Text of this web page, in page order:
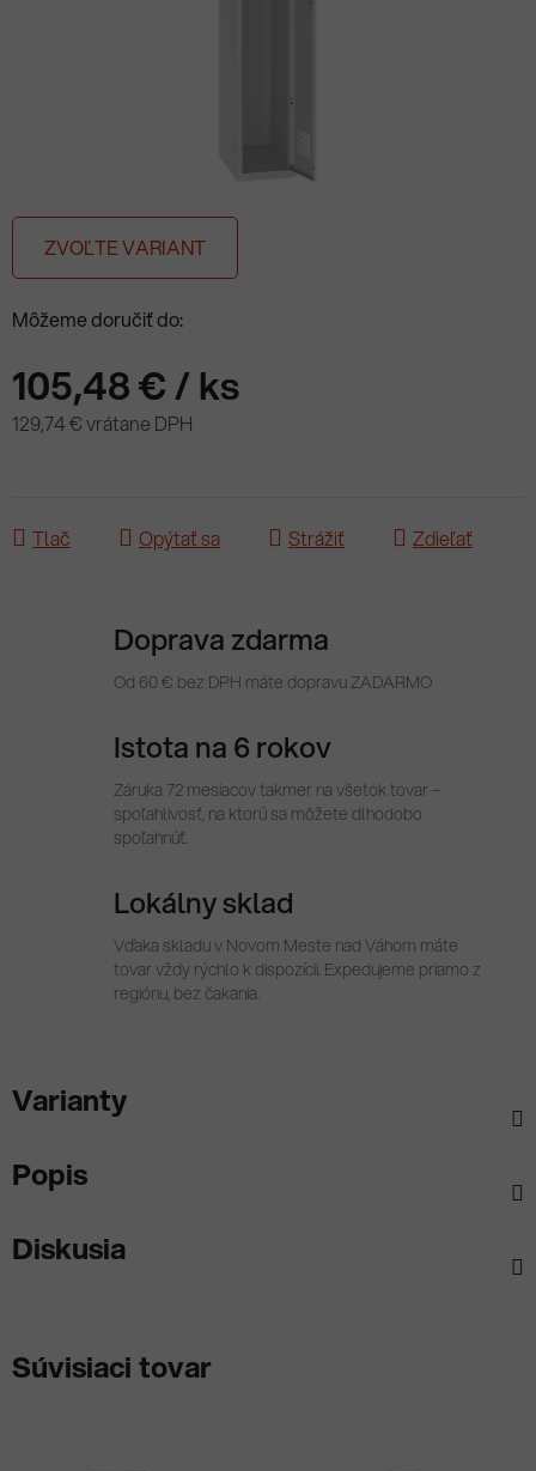
ZVOĽTE VARIANT
Môžeme doručiť do:
105,48 €/ ks
129,74 € vrátane DPH
Tlač Opýtať sa Strážiť Zdieľať
Doprava zdarma
Od 60 € bez DPH máte dopravu ZADARMO
Istota na 6 rokov
Záruka 72 mesiacov takmer na všetok tovar –
spoľahlivosť, na ktorú sa môžete dlhodobo
spoľahnúť.
Lokálny sklad
Vďaka skladu v Novom Meste nad Váhom máte
tovar vždy rýchlo k dispozícii. Expedujeme priamo z
regiónu, bez čakania.
Varianty
Popis
Diskusia
Súvisiaci tovar